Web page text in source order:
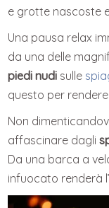
e grotte nascoste
Una pausa relax
da una delle
piedi nudi sulle
questo per
Non
affascinare dagli
Da una barca a
infuocato renderà